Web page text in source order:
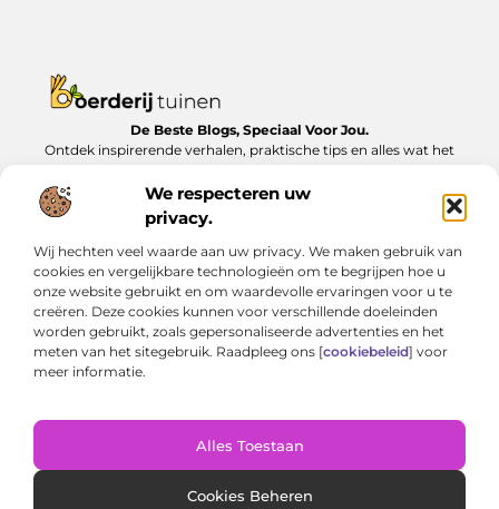
We respecteren uw
privacy.
Wij hechten veel waarde aan uw privacy. We maken gebruik van
cookies en vergelijkbare technologieën om te begrijpen hoe u
onze website gebruikt en om waardevolle ervaringen voor u te
creëren. Deze cookies kunnen voor verschillende doeleinden
worden gebruikt, zoals gepersonaliseerde advertenties en het
meten van het sitegebruik. Raadpleeg ons [cookiebeleid] voor
meer informatie.
Alles Toestaan
Cookies Beheren
De Beste Blogs, Speciaal Voor Jou.
Ontdek inspirerende verhalen, praktische tips en alles wat het
Boerderijtuinen.nl.
Onze informatie
Cookiebeleid (EU)
@2025 www.boerderijtuinen.nl. All Right Reserved.